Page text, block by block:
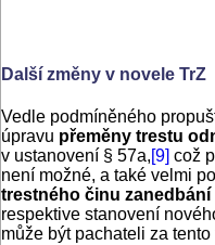
Další změny v novele TrZ
Vedle podmíněného
úpravu přeměny trestu
v ustanovení § 57a,[9] což
není možné, a také velmi
trestného činu
respektive stanovení
může být pachateli za